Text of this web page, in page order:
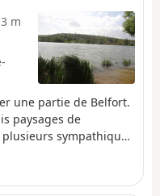
m
une partie de Belfort.
paysages de
sympathiques
l’Étang des Forges et